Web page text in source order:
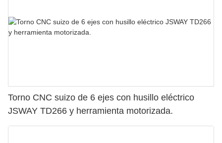
Torno CNC suizo de 6 ejes con husillo eléctrico
JSWAY TD266 y herramienta motorizada.